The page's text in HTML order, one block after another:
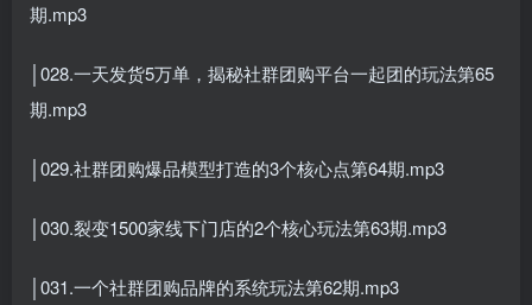
期.mp3
│028.一天发货5万单，揭秘社群团购平台一起团的玩法第65
期.mp3
│029.社群团购爆品模型打造的3个核心点第64期.mp3
│030.裂变1500家线下门店的2个核心玩法第63期.mp3
│031.一个社群团购品牌的系统玩法第62期.mp3